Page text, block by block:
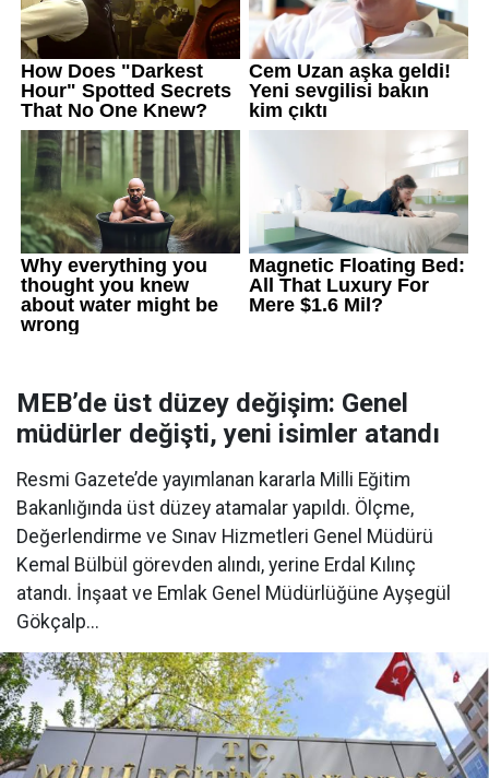
MEB’de üst düzey değişim: Genel
müdürler değişti, yeni isimler atandı
Resmi Gazete’de yayımlanan kararla Milli Eğitim
Bakanlığında üst düzey atamalar yapıldı. Ölçme,
Değerlendirme ve Sınav Hizmetleri Genel Müdürü
Kemal Bülbül görevden alındı, yerine Erdal Kılınç
atandı. İnşaat ve Emlak Genel Müdürlüğüne Ayşegül
Gökçalp...